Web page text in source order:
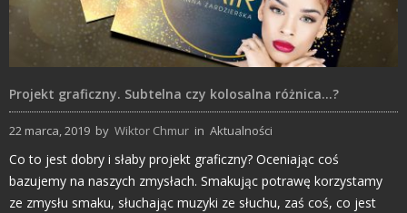
Projekt graficzny. Subtelna czy kolosalna różnica…?
22 marca, 2019 by Wiktor Chmur in Aktualności
Co to jest dobry i słaby projekt graficzny? Oceniając coś
bazujemy na naszych zmysłach. Smakując potrawę korzystamy
ze zmysłu smaku, słuchając muzyki ze słuchu, zaś coś, co jest